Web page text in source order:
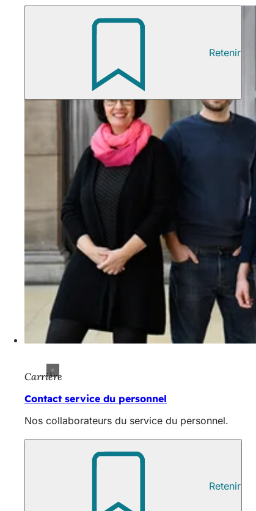
Retenir
Carrière
Contact service du personnel
Nos collaborateurs du service du personnel.
Retenir